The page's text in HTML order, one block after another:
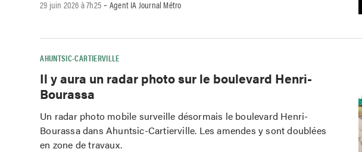
29 juin 2026 à 7h25 -Agent IA Journal Métro
AHUNTSIC-CARTIERVILLE
Il y aura un radar photo sur le boulevard Henri-
Bourassa
Un radar photo mobile surveille désormais le boulevard Henri-
Bourassa dans Ahuntsic-Cartierville. Les amendes y sont doublées
en zone de travaux.